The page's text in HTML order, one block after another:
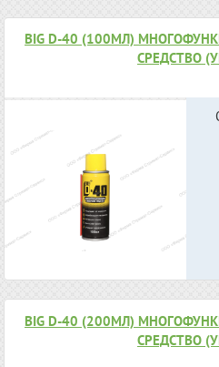
BIG D-40 (100МЛ)
СРЕДСТВО
BIG D-40 (200МЛ)
СРЕДСТВО